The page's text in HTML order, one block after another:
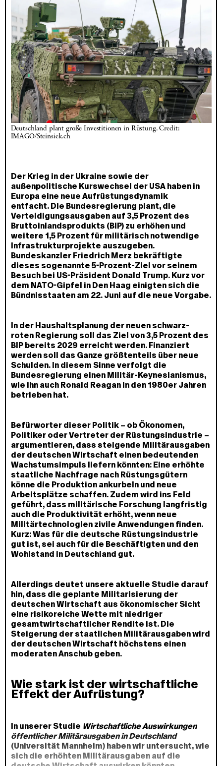
Deutschland plant große Investitionen in Rüstung. Credit:
IMAGO/Steinsiek.ch
Der Krieg in der Ukraine sowie der
außenpolitische Kurswechsel der USA haben in
Europa eine neue Aufrüstungsdynamik
entfacht. Die Bundesregierung plant, die
Verteidigungsausgaben auf 3,5 Prozent des
Bruttoinlandsprodukts (BIP) zu erhöhen und
weitere 1,5 Prozent für militärisch notwendige
Infrastrukturprojekte auszugeben.
Bundeskanzler Friedrich Merz bekräftigte
dieses sogenannte 5-Prozent-Ziel vor seinem
Besuch bei US-Präsident Donald Trump. Kurz vor
dem NATO-Gipfel in Den Haag einigten sich die
Bündnisstaaten am 22. Juni auf die neue Vorgabe.
In der Haushaltsplanung der neuen schwarz-
roten Regierung soll das Ziel von 3,5 Prozent des
BIP bereits 2029 erreicht werden. Finanziert
werden soll das Ganze größtenteils über neue
Schulden. In diesem Sinne verfolgt die
Bundesregierung einen Militär-Keynesianismus,
wie ihn auch Ronald Reagan in den 1980er Jahren
betrieben hat.
Befürworter dieser Politik – ob Ökonomen,
Politiker oder Vertreter der Rüstungsindustrie –
argumentieren, dass steigende Militärausgaben
der deutschen Wirtschaft einen bedeutenden
Wachstumsimpuls liefern könnten: Eine erhöhte
staatliche Nachfrage nach Rüstungsgütern
könne die Produktion ankurbeln und neue
Arbeitsplätze schaffen. Zudem wird ins Feld
geführt, dass militärische Forschung langfristig
auch die Produktivität erhöht, wenn neue
Militärtechnologien zivile Anwendungen finden.
Kurz: Was für die deutsche Rüstungsindustrie
gut ist, sei auch für die Beschäftigten und den
Wohlstand in Deutschland gut.
Allerdings deutet unsere aktuelle Studie darauf
hin, dass die geplante Militarisierung der
deutschen Wirtschaft aus ökonomischer Sicht
eine risikoreiche Wette mit niedriger
gesamtwirtschaftlicher Rendite ist. Die
Steigerung der staatlichen Militärausgaben wird
der deutschen Wirtschaft höchstens einen
moderaten Anschub geben.
Wie stark ist der wirtschaftliche
Effekt der Aufrüstung?
In unserer Studie Wirtschaftliche Auswirkungen
öffentlicher Militärausgaben in Deutschland
(Universität Mannheim) haben wir untersucht, wie
sich die erhöhten Militärausgaben auf die